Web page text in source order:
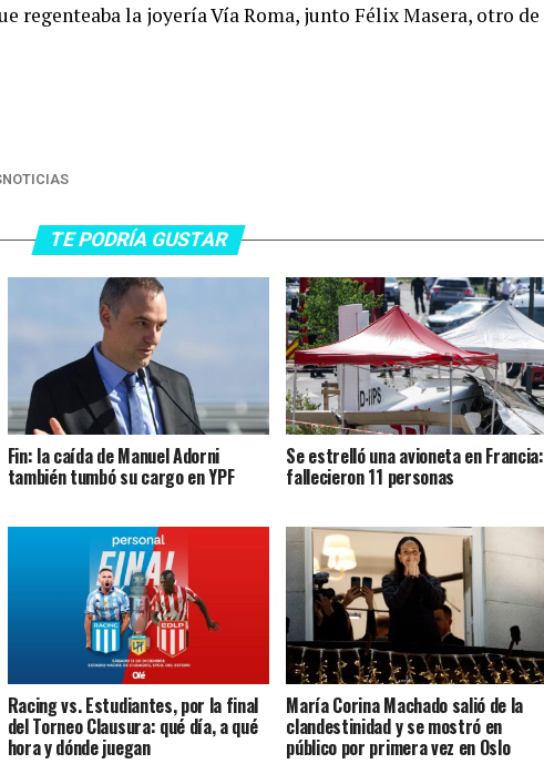
regenteaba la joyería Vía Roma, junto Félix Masera, otro de
TE PODRÍA GUSTAR
Fin: la caída de Manuel Adorni
también tumbó su cargo en YPF
Se estrelló una avioneta en Francia:
fallecieron 11 personas
Racing vs. Estudiantes, por la final
del Torneo Clausura: qué día, a qué
hora y dónde juegan
María Corina Machado salió de la
clandestinidad y se mostró en
público por primera vez en Oslo